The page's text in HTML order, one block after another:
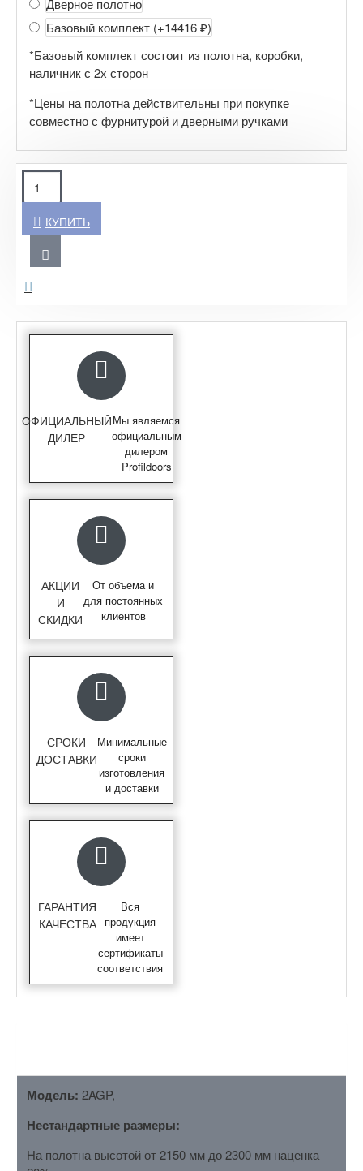
Дверное полотно
Базовый комплект (+14416 ₽)
*Базовый комплект состоит из полотна, коробки,
наличник с 2х сторон
*Цены на полотна действительны при покупке
совместно с фурнитурой и дверными ручками
КУПИТЬ
ОФИЦИАЛЬНЫЙ
ДИЛЕР
Мы являемся
официальным
дилером
Profildoors
АКЦИИ
И
СКИДКИ
От объема и
для постоянных
клиентов
СРОКИ
ДОСТАВКИ
Минимальные
сроки
изготовления
и доставки
ГАРАНТИЯ
КАЧЕСТВА
Вся
продукция
имеет
сертификаты
соответствия
Модель: 2AGP,
Нестандартные размеры:
На полотна высотой от 2150 мм до 2300 мм наценка